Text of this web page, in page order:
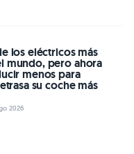
los eléctricos más
mundo, pero ahora
menos para
su coche más
2026